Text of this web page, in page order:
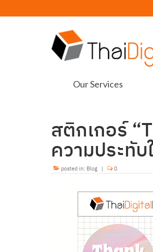
Our Services
สติกเกอร์
ความประทั
posted in: Blog | 0